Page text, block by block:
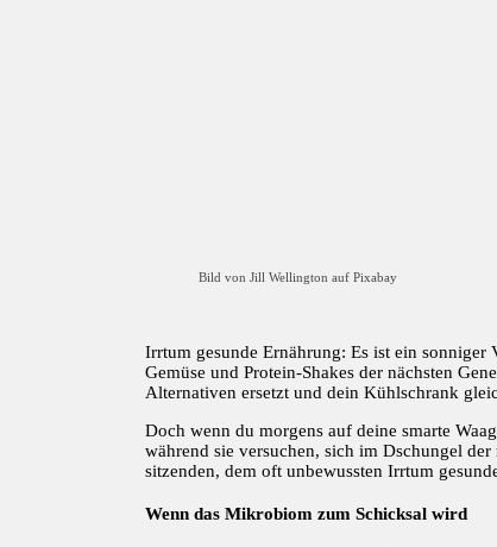
Bild von Jill Wellington auf Pixabay
Irrtum gesunde Ernährung: Es ist ein
Gemüse und Protein-Shakes der nächsten
Alternativen ersetzt und dein Kühlschrank
Doch wenn du morgens auf deine smarte
während sie versuchen, sich im Dschungel
sitzenden, dem oft unbewussten Irrtum
Wenn das Mikrobiom zum Schicksal wird